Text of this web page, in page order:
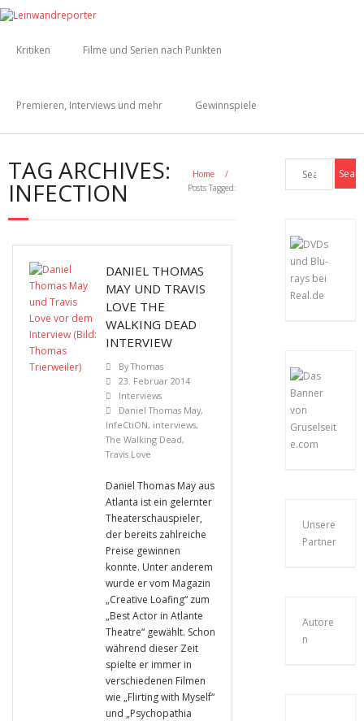
Kritiken Filme und Serien nach Punkten
Premieren, Interviews und mehr Gewinnspiele
TAG ARCHIVES:
INFECTION
Home
/
Posts Tagged:
DANIEL THOMAS
MAY UND TRAVIS
LOVE THE
WALKING DEAD
INTERVIEW
ByThomas
23. Februar 2014
Interviews
Daniel Thomas May,
InfeCtiON, interviews,
The Walking Dead,
Travis Love
Daniel Thomas May aus
Atlanta ist ein gelernter
Theaterschauspieler,
der bereits zahlreiche
Preise gewinnen
konnte. Unter anderem
wurde er vom Magazin
„Creative Loafing“ zum
„Best Actor in Atlante
Theatre“ gewählt. Schon
während dieser Zeit
spielte er immer in
verschiedenen Filmen
wie „Flirting with Myself“
und „Psychopathia
Unsere
Partner
Autore
n